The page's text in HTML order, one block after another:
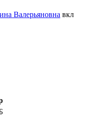
Валерьяновна вкл